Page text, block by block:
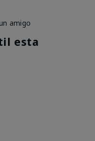
amigo
esta